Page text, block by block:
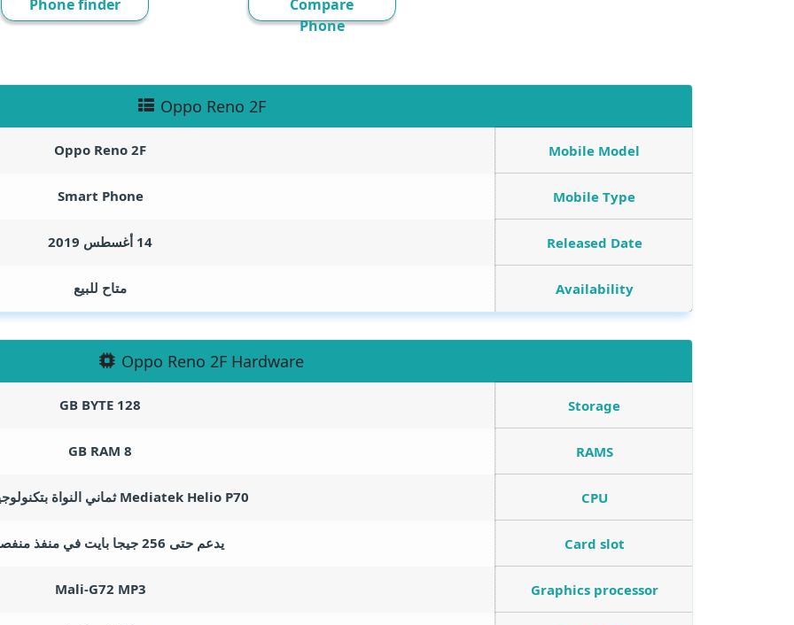
Compare
Phone
Phone finder
Oppo Reno 2F
Mobile Model
Oppo Reno 2F
Mobile Type
Smart Phone
Released Date 14 أغسطس 2019
Availability متاح للبيع
Oppo Reno 2F Hardware
Storage
128
GB BYTE
RAMS
8
GB RAM
CPU Mediatek Helio P70 ثماني النواة بتكنولوجيا 12 نانو
Card slot يدعم حتى 256 جيجا بايت في منفذ منفصل به
Graphics processor
Mali-G72 MP3